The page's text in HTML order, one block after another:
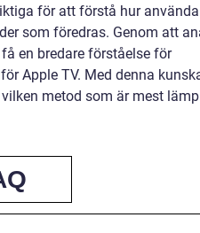
för att förstå hur
som föredras. Genom att
en bredare förståelse för
Apple TV. Med denna
metod som är mest